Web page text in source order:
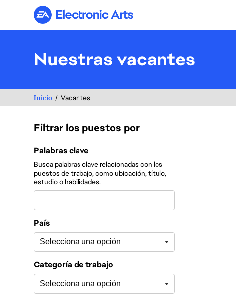
Electronic Arts
Nuestras vacantes
Inicio Vacantes
Filtrar los puestos por
Filtrar los puestos por
Palabras clave
Busca palabras clave relacionadas con los
puestos de trabajo, como ubicación, título,
estudio o habilidades.
País
Categoría de trabajo